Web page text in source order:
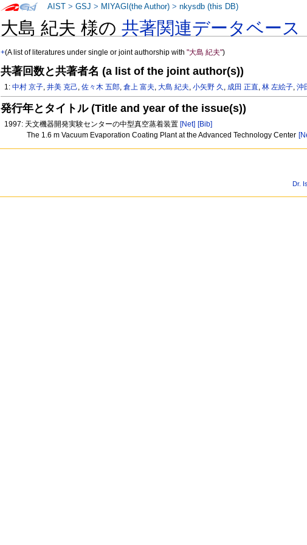
大島 紀夫 様の共著関連データベース
+(A list of literatures under single or joint authorship with"大島 紀夫")
共著回数と共著者名 (a list of the joint author(s))
1:中村 京子,井美 克己,佐々木 五郎,倉上 富夫,大島 紀夫,小矢野 久 , 成田 正直,林 左絵子,沖
発行年とタイトル (Title and year of the issue(s))
1997: 天文機器開発実験センターの中型真空蒸着装置 [Net] [Bib]
The 1.6 m Vacuum Evaporation Coating Plant at the Advanced Technology Center
AIST >GSJ > MIYAGI(the Author) >nkysdb (this DB)
Dr.